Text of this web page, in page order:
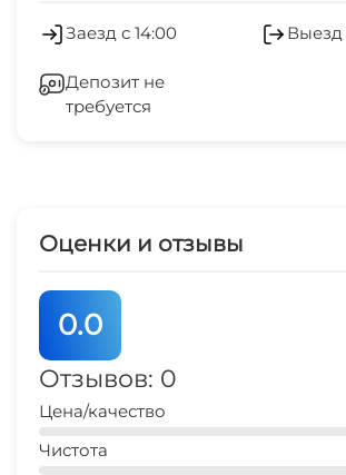
Мангал/барбекю
Спутниковое ТВ
Заезд с 14:00 Выезд
Депозит не
требуется
Оценки и отзывы
0.0
Отзывов: 0
Цена/качество
Чистота